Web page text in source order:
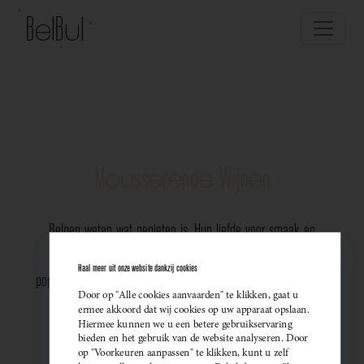
Belgen weten wat genieten is. Hun liefde voor smaak en
populariteit van Belgische mousserende wijnen. Meer dan ooit
kiezen ze bewust voor lokale bubbels — ideaal als
sprankelend aperitief of als verfijnde match bij een
gastronomisch diner. Santé!
Haal meer uit onze website dankzij cookies
Door op "Alle cookies aanvaarden" te klikken, gaat u
ermee akkoord dat wij cookies op uw apparaat opslaan.
Hiermee kunnen we u een betere gebruikservaring
bieden en het gebruik van de website analyseren. Door
op "Voorkeuren aanpassen" te klikken, kunt u zelf